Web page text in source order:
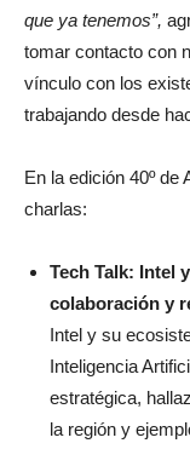
que ya tenemos”,
tomar contacto con
vínculo con los
trabajando desde
En la edición 40º
charlas:
Tech Talk: Intel
colaboración y
Intel y su
Inteligencia
estratégica,
la región y